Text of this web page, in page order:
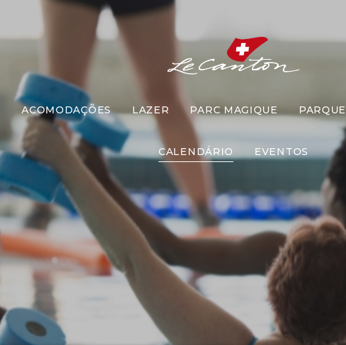
ACOMODAÇÕES LAZER PARC MAGIQUE
CALENDÁRIO EVENTOS